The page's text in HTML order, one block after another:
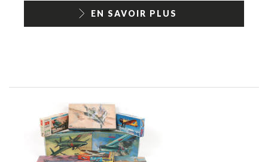
EN SAVOIR PLUS